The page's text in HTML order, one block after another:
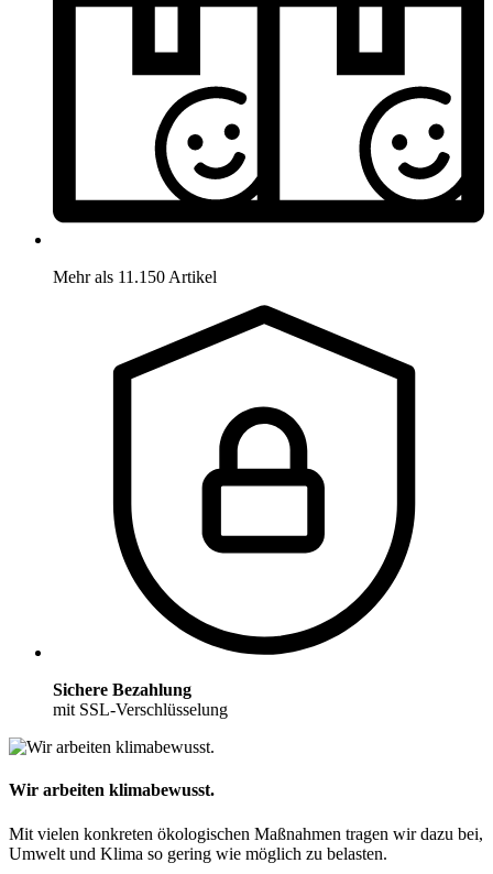
Mehr als 11.150 Artikel
Sichere Bezahlung
mit SSL-Verschlüsselung
Wir arbeiten klimabewusst.
Mit vielen konkreten ökologischen Maßnahmen tragen wir dazu bei,
Umwelt und Klima so gering wie möglich zu belasten.